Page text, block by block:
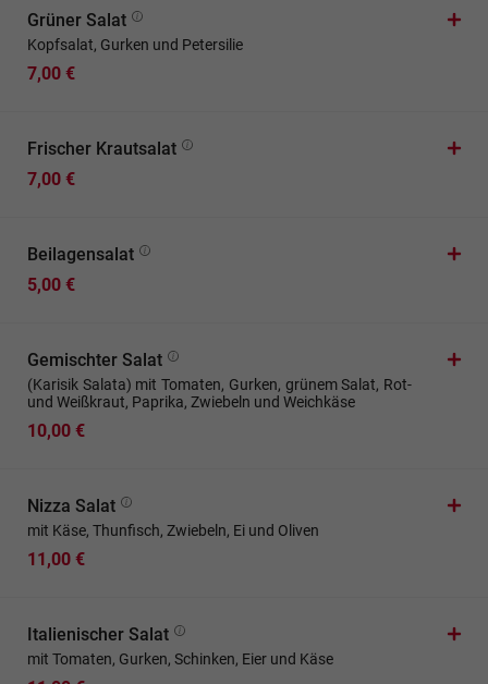
Grüner Salat
Kopfsalat, Gurken und Petersilie
7,00 €
Frischer Krautsalat
7,00 €
Beilagensalat
5,00 €
Gemischter Salat
(Karisik Salata) mit Tomaten, Gurken, grünem Salat, Rot-
und Weißkraut, Paprika, Zwiebeln und Weichkäse
10,00 €
Nizza Salat
mit Käse, Thunfisch, Zwiebeln, Ei und Oliven
11,00 €
Italienischer Salat
mit Tomaten, Gurken, Schinken, Eier und Käse